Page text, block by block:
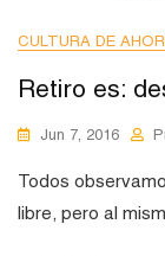
CULTURA DE
Retiro es:
Jun 7, 2016
Todos
libre, pero al